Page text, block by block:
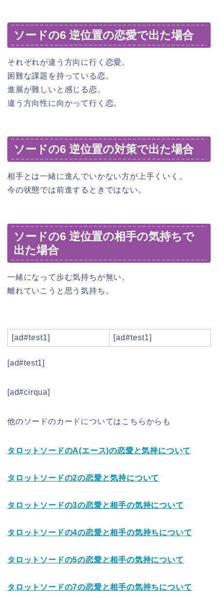
ソードの6 逆位置の恋愛で出た場合
それぞれが違う方向に行く恋愛。
困難な課題を持っている恋。
進展が難しいと感じる恋。
違う方向性に向かって行く恋。
ソードの6 逆位置の対策で出た場合
相手とは一緒に進んでいかない方が上手くいく。
今の状態では前進するときではない。
ソードの6 逆位置の相手の気持ちで
出た場合
一緒になって歩む気持ちが無い。
離れていこうと思う気持ち。
[ad#test1] [ad#test1]
[ad#test1]
[ad#cirqua]
他のソードのカードについてはこちらからも
タロットソードのA(エース)の恋愛と気持について
タロットソードの2の恋愛と気持について
タロットソードの3の恋愛と相手の気持について
タロットソードの4の恋愛と相手の気持ちについて
タロットソードの5の恋愛と相手の気持について
タロットソードの7の恋愛と相手の気持ちについて